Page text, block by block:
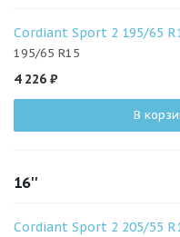
Cordiant Sport 2 195/65
195/65 R15
4 226 ₽
В
16''
Cordiant Sport 2 205/55